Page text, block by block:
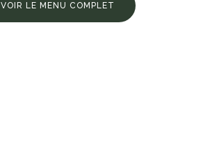
VOIR LE MENU COMPLET